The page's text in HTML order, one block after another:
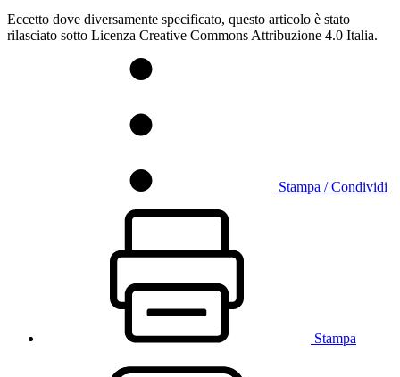
Eccetto dove diversamente specificato, questo articolo è stato
rilasciato sotto Licenza Creative Commons Attribuzione 4.0 Italia.
Stampa / Condividi
Stampa